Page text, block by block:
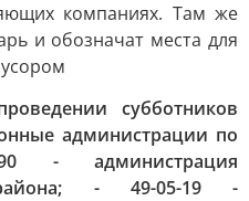
компаниях. Там же
и обозначат места для
субботников
администрации по
- администрация
района; - 49-05-19 -